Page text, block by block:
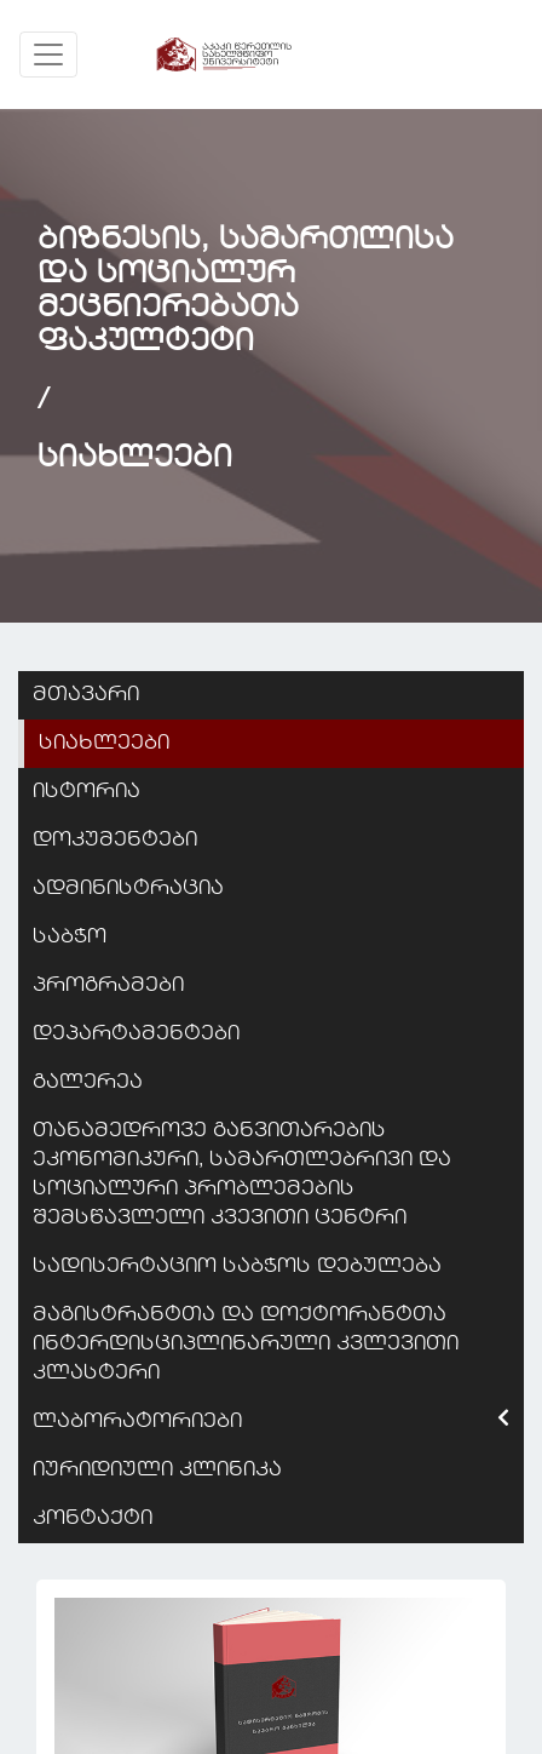
ბიზნესის, სამართლისა
და სოციალურ
მეცნიერებათა
ფაკულტეტი
/
სიახლეები
მთავარი
სიახლეები
ისტორია
დოკუმენტები
ადმინისტრაცია
საბჭო
პროგრამები
დეპარტამენტები
გალერეა
თანამედროვე განვითარების
ეკონომიკური, სამართლებრივი და
სოციალური პრობლემების
შემსწავლელი კვევითი ცენტრი
სადისერტაციო საბჭოს დებულება
მაგისტრანტთა და დოქტორანტთა
ინტერდისციპლინარული კვლევითი
კლასტერი
ლაბორატორიები
იურიდიული კლინიკა
კონტაქტი